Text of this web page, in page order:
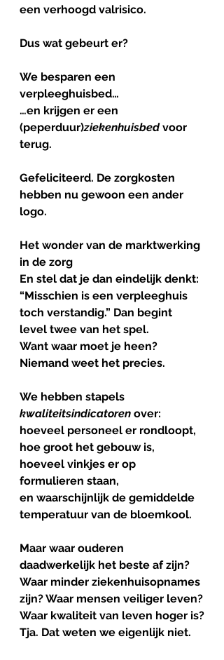
een verhoogd valrisico.
Dus wat gebeurt er?
We besparen een
verpleeghuisbed…
…en krijgen er een
(peperduur)ziekenhuisbed voor
terug.
Gefeliciteerd. De zorgkosten
hebben nu gewoon een ander
logo.
Het wonder van de marktwerking
in de zorg
En stel dat je dan eindelijk denkt:
“Misschien is een verpleeghuis
toch verstandig.” Dan begint
level twee van het spel.
Want waar moet je heen?
Niemand weet het precies.
We hebben stapels
kwaliteitsindicatoren over:
hoeveel personeel er rondloopt,
hoe groot het gebouw is,
hoeveel vinkjes er op
formulieren staan,
en waarschijnlijk de gemiddelde
temperatuur van de bloemkool.
Maar waar ouderen
daadwerkelijk het beste af zijn?
Waar minder ziekenhuisopnames
zijn? Waar mensen veiliger leven?
Waar kwaliteit van leven hoger is?
Tja. Dat weten we eigenlijk niet.